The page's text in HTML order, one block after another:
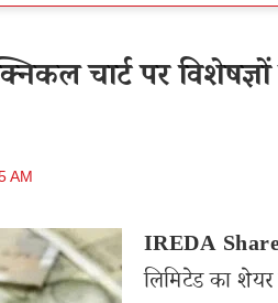
चार्ट पर विशेषज्ञों
AM
IREDA
लिमिटेड का